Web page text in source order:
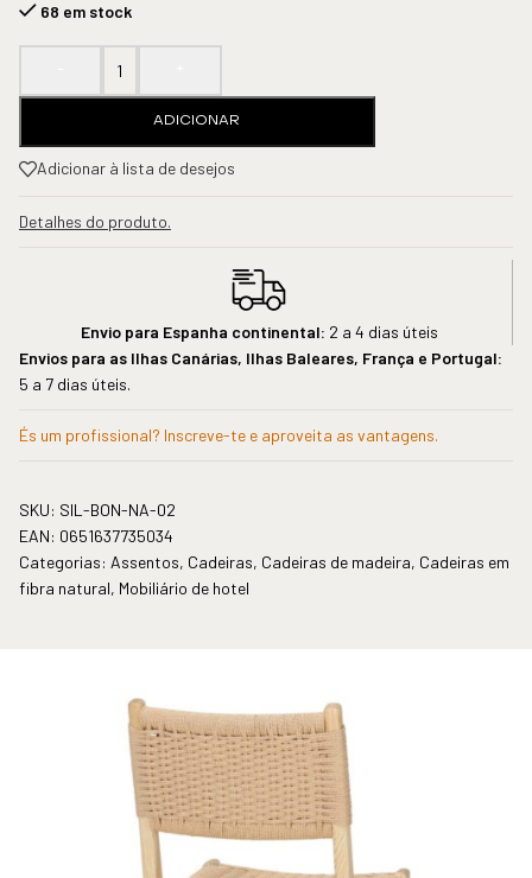
68 em stock
ADICIONAR
Adicionar à lista de desejos
Detalhes do produto.
Envio para Espanha continental: 2 a 4 dias úteis
Envios para as Ilhas Canárias, Ilhas Baleares, França e Portugal:
5 a 7 dias úteis.
És um profissional? Inscreve-te e aproveita as vantagens.
SKU: SIL-BON-NA-02
EAN: 0651637735034
Categorias: Assentos, Cadeiras, Cadeiras de madeira, Cadeiras em
fibra natural, Mobiliário de hotel